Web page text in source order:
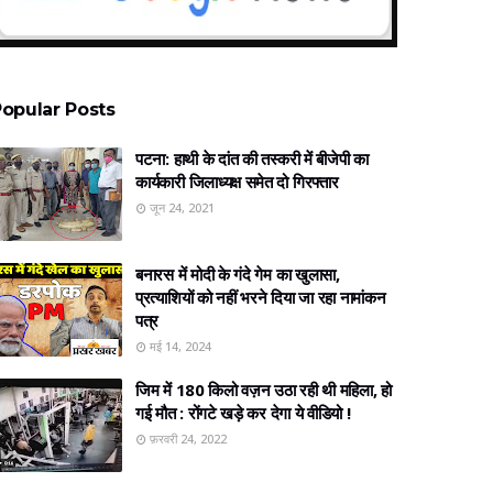
Posts
पटना: हाथी के दांत की तस्करी में बीजेपी का
कार्यकारी जिलाध्यक्ष समेत दो गिरफ्तार
जून 24, 2021
बनारस में मोदी के गंदे गेम का खुलासा,
प्रत्‍याशियों को नहीं भरने दिया जा रहा नामांकन
पत्र
मई 14, 2024
जिम में 180 किलो वज़न उठा रही थी महिला, हो
गई मौत : रोंगटे खड़े कर देगा ये वीडियो !
फ़रवरी 24, 2022